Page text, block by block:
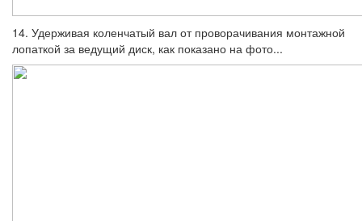
14. Удерживая коленчатый вал от прово­рачивания монтажной
лопаткой за ведущий диск, как показано на фото...